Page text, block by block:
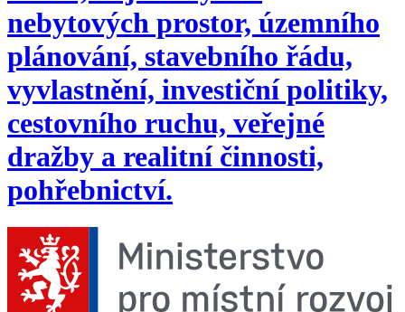
nebytových prostor, územního
plánování, stavebního řádu,
vyvlastnění, investiční politiky,
cestovního ruchu, veřejné
dražby a realitní činnosti,
pohřebnictví.